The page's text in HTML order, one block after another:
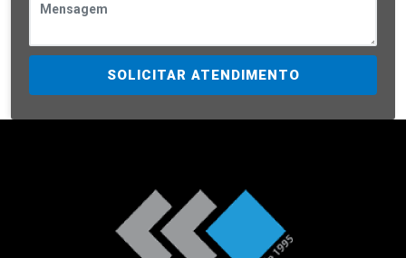
SOLICITAR ATENDIMENTO